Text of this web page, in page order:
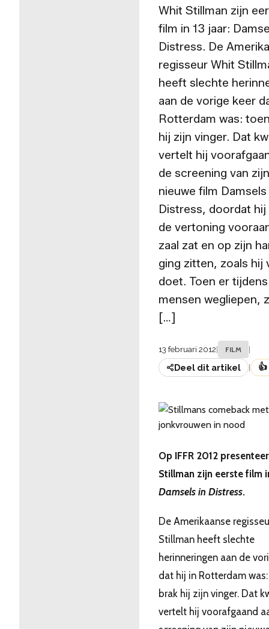
Whit Stillman zijn
film in 13 jaar:
Distress. De
regisseur Whit
heeft slechte
aan de vorige keer
Rotterdam was:
hij zijn vinger. Dat
vertelt hij
de screening van zijn
nieuwe film Damsels
Distress, doordat
de vertoning
zaal zat en op zijn
ging zitten, zoals hij
doet. Toen er
mensen wegliepen,
[…]
13 februari 2012| FILM |
Deel dit artikel | 👍
Op IFFR 2012
Stillman zijn eerste film
Damsels in Distress.
De Amerikaanse
Stillman heeft slechte
herinneringen aan de
dat hij in Rotterdam
brak hij zijn vinger. Dat
vertelt hij voorafgaand